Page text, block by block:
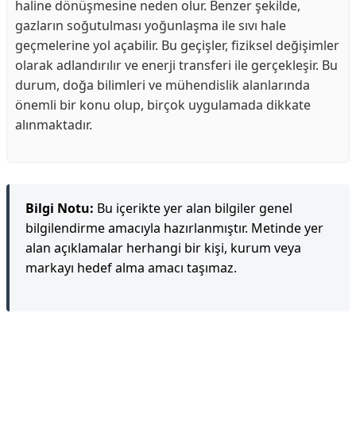
haline dönüşmesine neden olur. Benzer şekilde,
gazların soğutulması yoğunlaşma ile sıvı hale
geçmelerine yol açabilir. Bu geçişler, fiziksel değişimler
olarak adlandırılır ve enerji transferi ile gerçekleşir. Bu
durum, doğa bilimleri ve mühendislik alanlarında
önemli bir konu olup, birçok uygulamada dikkate
alınmaktadır.
Bilgi Notu: Bu içerikte yer alan bilgiler genel
bilgilendirme amacıyla hazırlanmıştır. Metinde yer
alan açıklamalar herhangi bir kişi, kurum veya
markayı hedef alma amacı taşımaz.